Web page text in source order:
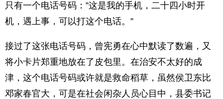
只有一个电话号码：”这是我的手机，二十四小时开
机，遇上事，可以打这个电话。”
接过了这张电话号码，曾宪勇在心中默读了数遍，又
将小卡片郑重地放在了皮包里。在治安不太好的成
津，这个电话号码或许就是救命稻草，虽然侯卫东比
邓家春官大，可是在社会闲杂人员心目中，县委书记